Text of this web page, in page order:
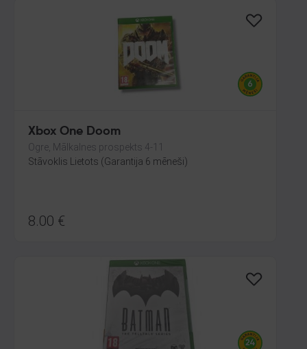
Xbox One Doom
Ogre, Mālkalnes prospekts 4-11
Stāvoklis Lietots (Garantija 6 mēneši)
8.00 €